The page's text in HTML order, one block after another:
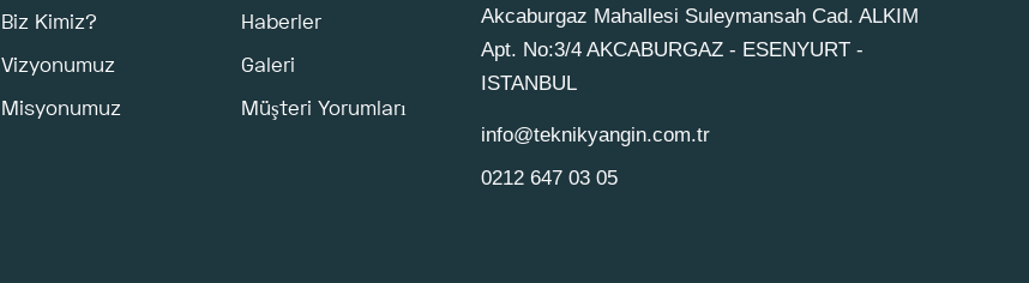
Biz Kimiz?
Vizyonumuz
Misyonumuz
Haberler
Galeri
Müşteri Yorumları
Akcaburgaz Mahallesi Suleymansah Cad. ALKIM
Apt. No:3/4 AKCABURGAZ - ESENYURT -
ISTANBUL
info@teknikyangin.com.tr
0212 647 03 05